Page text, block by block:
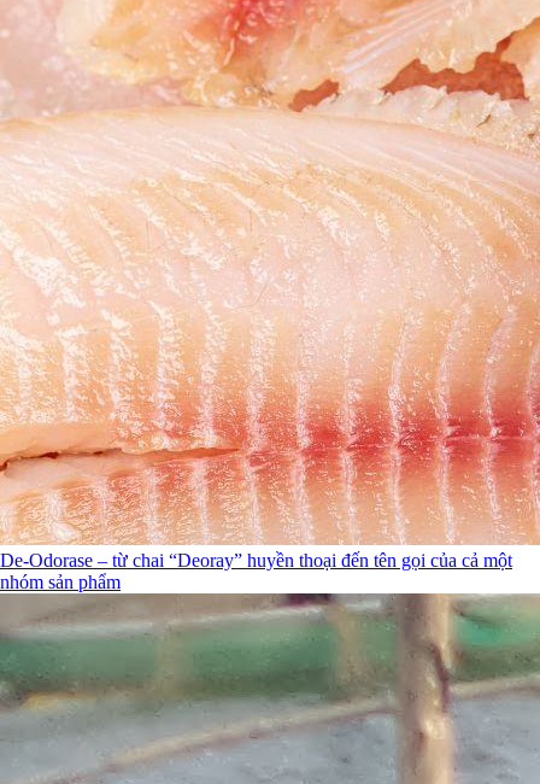
De-Odorase – từ chai “Deoray” huyền thoại đến tên gọi của cả một
nhóm sản phẩm